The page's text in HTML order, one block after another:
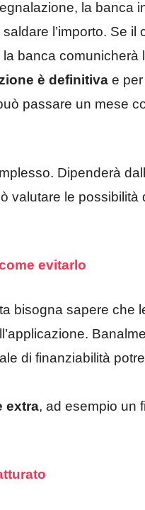
la banca
saldare l’importo. Se il
banca comunicherà
è definitiva e
passare un mese
Dipenderà
valutare le possibilità
evitarlo
bisogna sapere che
di finanziabilità
extra, ad esempio un